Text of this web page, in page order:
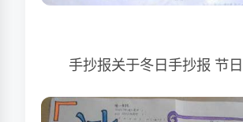
手抄报关于冬日手抄报 节